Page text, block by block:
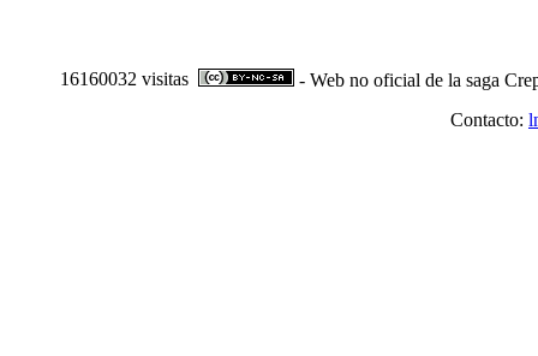
16160032 visitas
- Web no oficial de la saga
Contacto: